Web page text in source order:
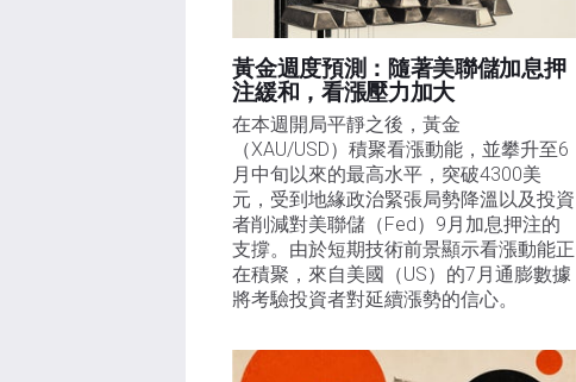
黃金週度預測：隨著美聯儲加息押
注緩和，看漲壓力加大
在本週開局平靜之後，黃金
（XAU/USD）積聚看漲動能，並攀升至6
月中旬以來的最高水平，突破4300美
元，受到地緣政治緊張局勢降溫以及投資
者削減對美聯儲（Fed）9月加息押注的
支撐。由於短期技術前景顯示看漲動能正
在積聚，來自美國（US）的7月通膨數據
將考驗投資者對延續漲勢的信心。